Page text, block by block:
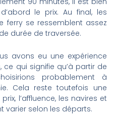
le prix. Au final, les
ferry se ressemblent assez
durée de traversée.
avons eu une expérience
ce qui signifie qu’à partir de
probablement à
Cela reste toutefois une
l’affluence, les navires et
varier selon les départs.